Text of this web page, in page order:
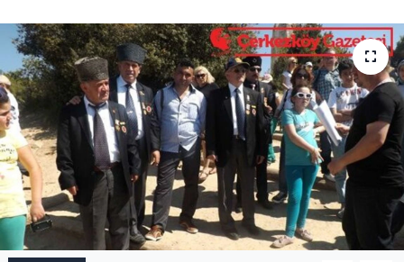
Gizlilik Sözleşmesi
İletişim
Künye
Topluluk Kuralları
Yayın İlkeleri